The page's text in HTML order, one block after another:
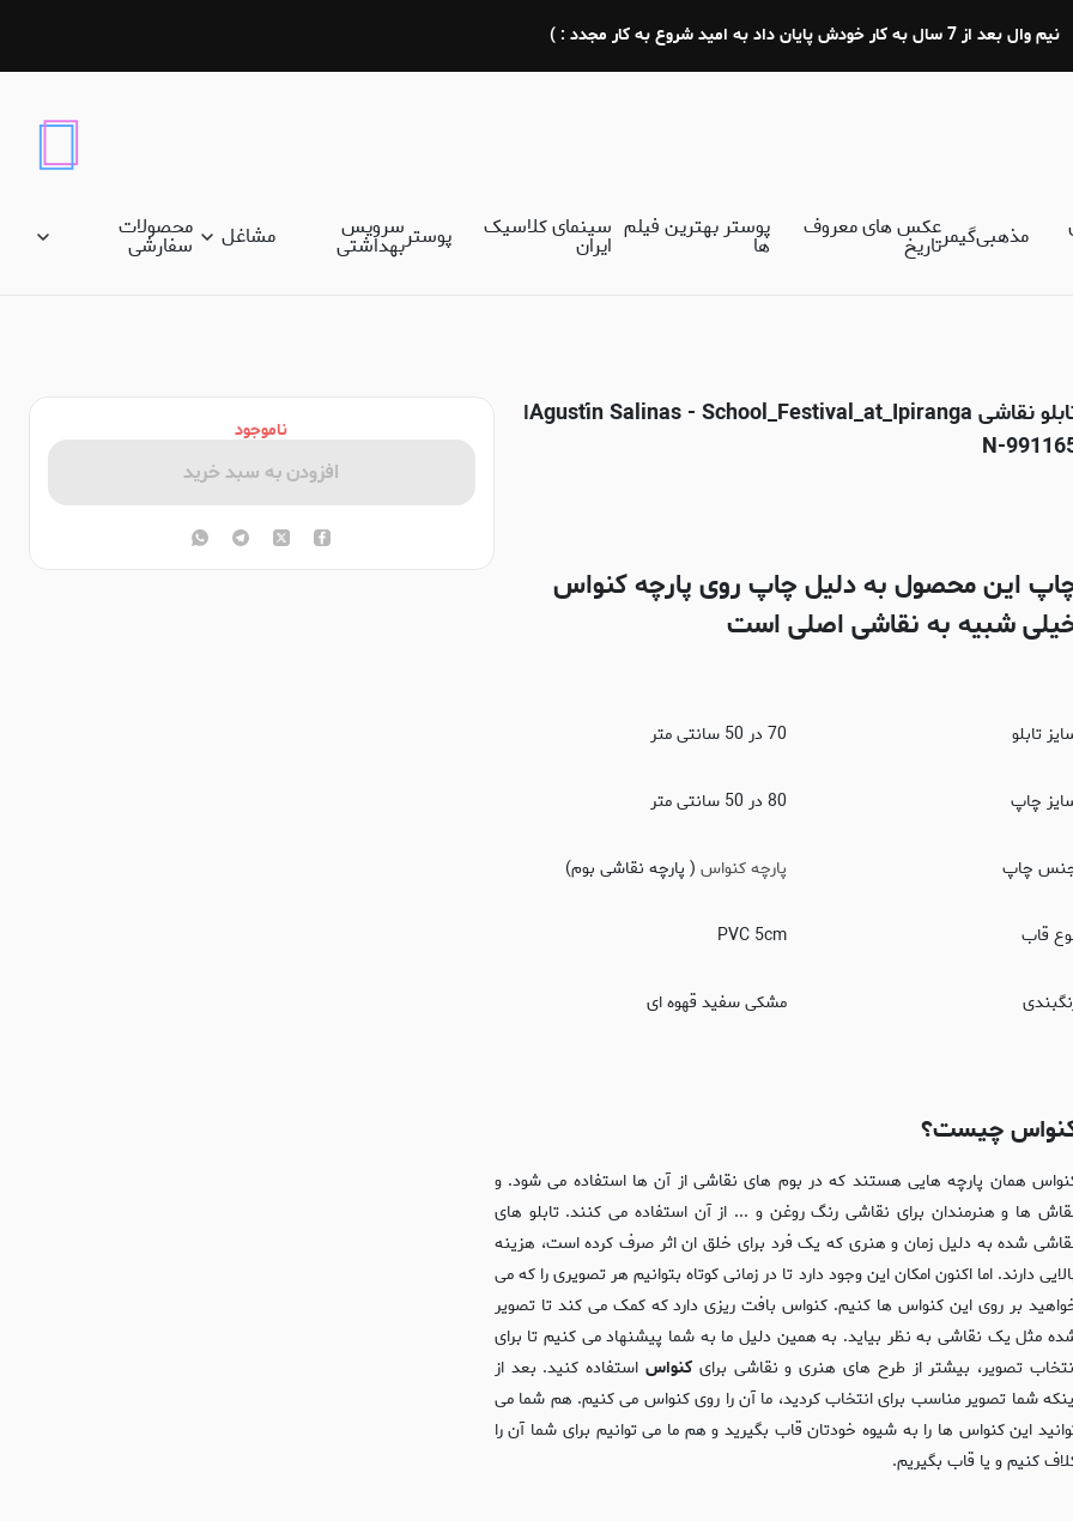
نیم وال بعد از 7 سال به کار خودش پایان داد به امید شروع به کار مجدد : )
مذهبیگیمرعکس های معروف
تاریخ
پوستر بهترین فیلم
ها
سینمای کلاسیک
ایران پوسترسرویس
بهداشتی مشاغل محصولات
سفارشی
تابلو نقاشی Agustín Salinas - School_Festival_at_Ipirangaا
N-
این محصول به دلیل چاپ روی پارچه کنواس
شبیه به نقاشی اصلی است
تابلو 70 در 50 سانتی متر
چاپ 80 در 50 سانتی متر
چاپ پارچه کنواس ( پارچه نقاشی بوم)
قاب PVC 5cm
مشکی سفید قهوه ای
چیست؟
همان پارچه هایی هستند که در بوم های نقاشی از آن ها استفاده می شود. و
ها و هنرمندان برای نقاشی رنگ روغن و ... از آن استفاده می کنند. تابلو های
شده به دلیل زمان و هنری که یک فرد برای خلق ان اثر صرف کرده است، هزینه
دارند. اما اکنون امکان این وجود دارد تا در زمانی کوتاه بتوانیم هر تصویری را که می
بر روی این کنواس ها کنیم. کنواس بافت ریزی دارد که کمک می کند تا تصویر
مثل یک نقاشی به نظر بیاید. به همین دلیل ما به شما پیشنهاد می کنیم تا برای
تصویر، بیشتر از طرح های هنری و نقاشی برای کنواس استفاده کنید. بعد از
شما تصویر مناسب برای انتخاب کردید، ما آن را روی کنواس می کنیم. هم شما می
این کنواس ها را به شیوه خودتان قاب بگیرید و هم ما می توانیم برای شما آن را
کنیم و یا قاب بگیریم.
ناموجود
افزودن به سبد خرید